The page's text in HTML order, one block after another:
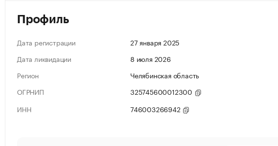
Профиль
Дата регистрации
27 января 2025
Дата ликвидации
8 июля 2026
Регион
Челябинская область
ОГРНИП
325745600012300
ИНН
746003266942